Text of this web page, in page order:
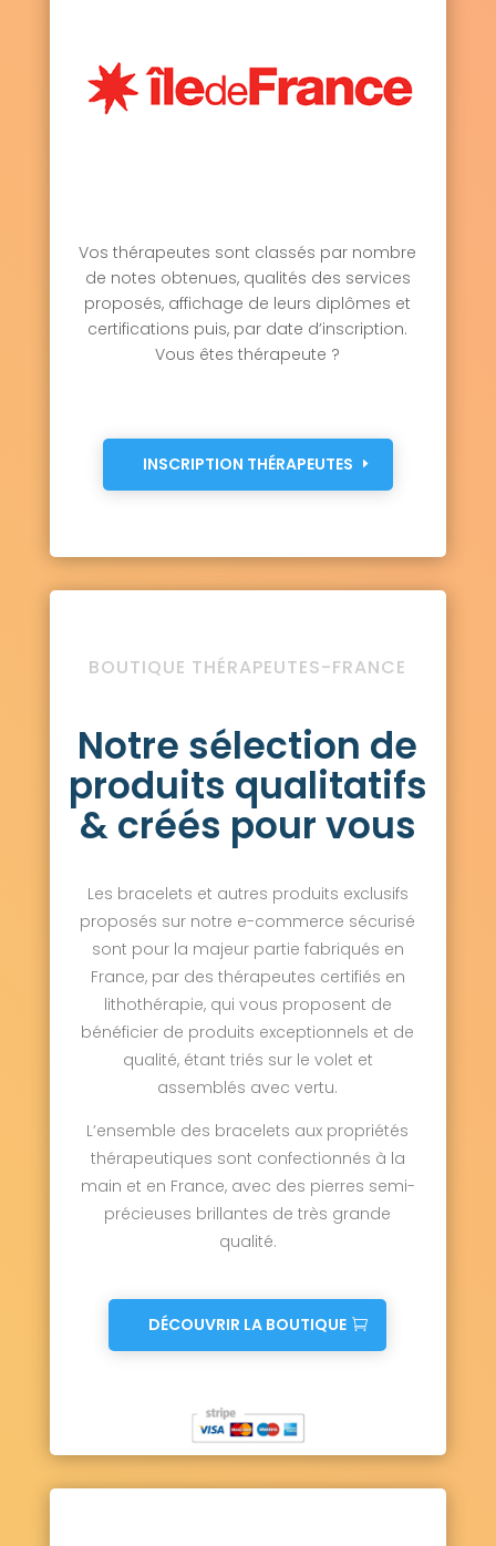
Vos thérapeutes sont classés par nombre
de notes obtenues, qualités des services
proposés, affichage de leurs diplômes et
certifications puis, par date d’inscription.
Vous êtes thérapeute ?
INSCRIPTION THÉRAPEUTES
BOUTIQUE THÉRAPEUTES-FRANCE
Notre sélection de
produits qualitatifs
& créés pour vous
Les bracelets et autres produits exclusifs
proposés sur notre e-commerce sécurisé
sont pour la majeur partie fabriqués en
France, par des thérapeutes certifiés en
lithothérapie, qui vous proposent de
bénéficier de produits exceptionnels et de
qualité, étant triés sur le volet et
assemblés avec vertu.
L’ensemble des bracelets aux propriétés
thérapeutiques sont confectionnés à la
main et en France, avec des pierres semi-
précieuses brillantes de très grande
qualité.
DÉCOUVRIR LA BOUTIQUE